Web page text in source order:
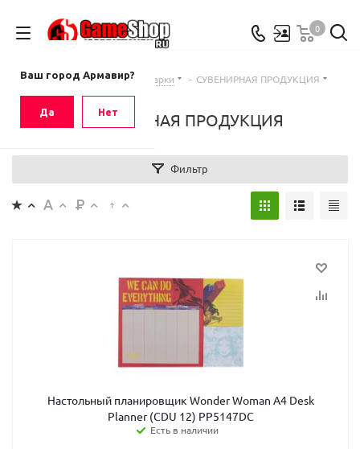
Ваш город Армавир?
Да Нет
0
Главная - Каталог - Подарки - СУВЕНИРНАЯ ПРОДУКЦИЯ
СУВЕНИРНАЯ ПРОДУКЦИЯ
Фильтр
Настольный планировщик Wonder Woman A4 Desk
Planner (CDU 12) PP5147DC
Есть в наличии